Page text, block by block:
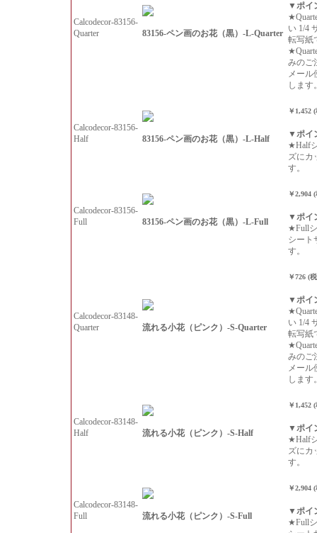
Calcodecor-83156-
Quarter
83156-ペン画のお花（黒）-L-Quarter
▼ポイ
い 1/4
転写紙
みのご
メール
します
Calcodecor-83156-
Half
83156-ペン画のお花（黒）-L-Half
￥1,452
▼ポイ
★Half
ズにカ
す。
Calcodecor-83156-
Full
83156-ペン画のお花（黒）-L-Full
￥2,904
▼ポイ
★Full
シート
す。
Calcodecor-83148-
Quarter
流れる小花（ピンク）-S-Quarter
￥726 (
▼ポイ
い 1/4
転写紙
みのご
メール
します
Calcodecor-83148-
Half
流れる小花（ピンク）-S-Half
￥1,452
▼ポイ
★Half
ズにカ
す。
Calcodecor-83148-
Full
流れる小花（ピンク）-S-Full
￥2,904
▼ポイ
★Full